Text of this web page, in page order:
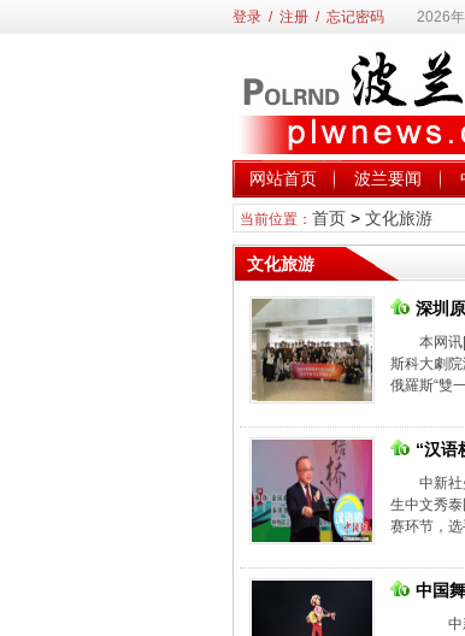
登录/ 注册/ 忘记密码 2026
网站首页 波兰要闻
当前位置： 首页> 文化旅游
文化旅游
深圳
本网
斯科大劇
俄羅斯“雙
“汉语
中新社
生中文秀
赛环节，选
中国
中新